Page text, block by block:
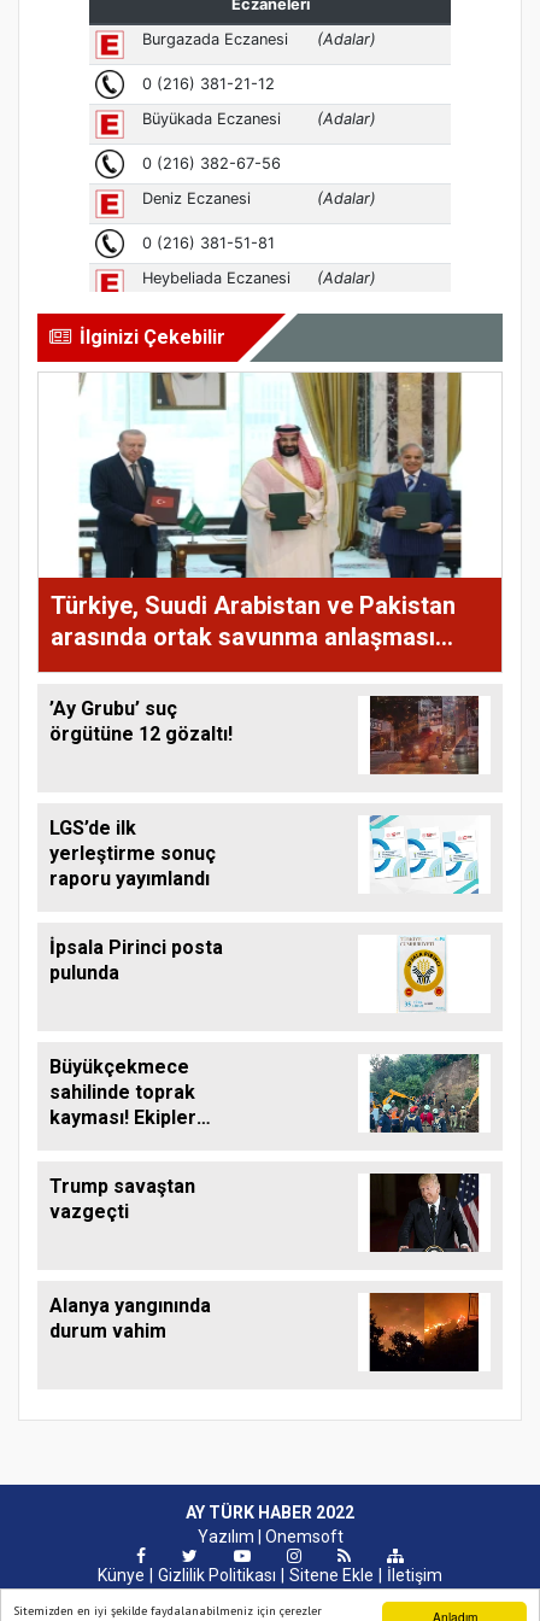
Anladım
Sitemizden en iyi şekilde faydalanabilmeniz için çerezler
İlginizi Çekebilir
Türkiye, Suudi Arabistan ve Pakistan
arasında ortak savunma anlaşması
imzalandı
’Ay Grubu’ suç
örgütüne 12 gözaltı!
LGS’de ilk
yerleştirme sonuç
raporu yayımlandı
İpsala Pirinci posta
pulunda
Büyükçekmece
sahilinde toprak
kayması! Ekipler
Trump savaştan
vazgeçti
Alanya yangınında
durum vahim
AY TÜRK HABER 2022
Yazılım | Onemsoft
Künye
Gizlilik Politikası Sitene Ekle İletişim